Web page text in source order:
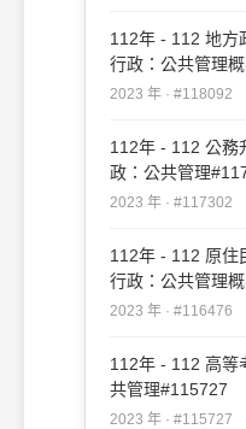
112年 - 112 地方
行政：公共管理
2023 年 · #118092
112年 - 112 公務
政：公共管理
2023 年 · #117302
112年 - 112 原住
行政：公共管理
2023 年 · #116476
112年 - 112 高等
共管理#115727
2023 年 · #115727